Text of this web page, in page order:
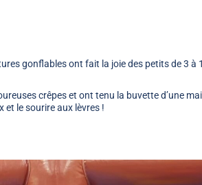
gonflables ont fait la joie des petits de 3 à
crêpes et ont tenu la buvette d’une
et le sourire aux lèvres !